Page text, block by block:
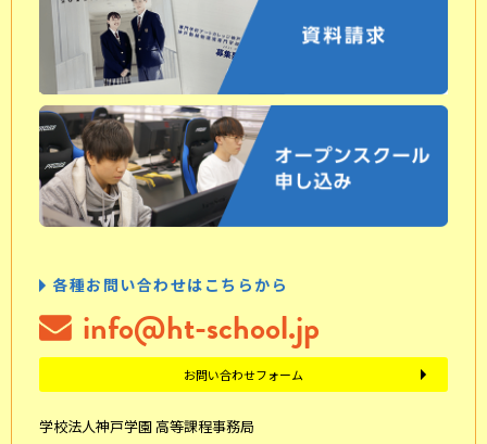
各種お問い合わせはこちらから
info@ht-school.jp
お問い合わせフォーム
学校法人神戸学園 高等課程事務局